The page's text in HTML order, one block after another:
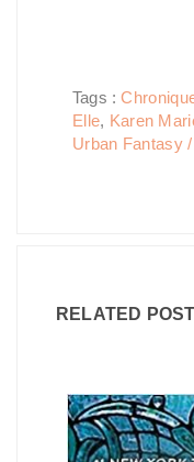
Tags :
Elle, Karen
Urban Fantasy
RELATED